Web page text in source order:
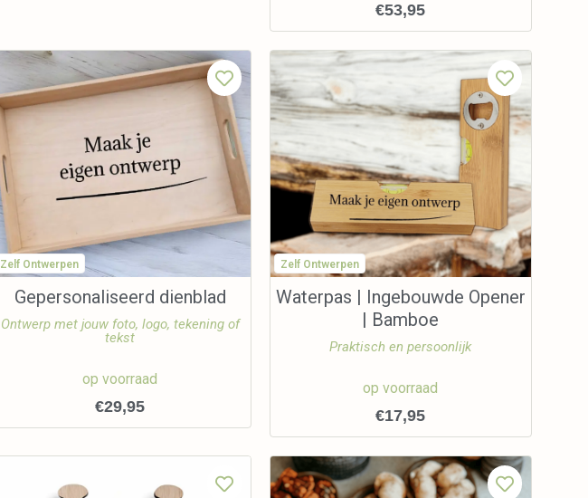
€53,95
Zelf Ontwerpen
Gepersonaliseerd dienblad
Ontwerp met jouw foto, logo, tekening of
tekst
op voorraad
€29,95
Zelf Ontwerpen
Waterpas | Ingebouwde Opener
| Bamboe
Praktisch en persoonlijk
op voorraad
€17,95